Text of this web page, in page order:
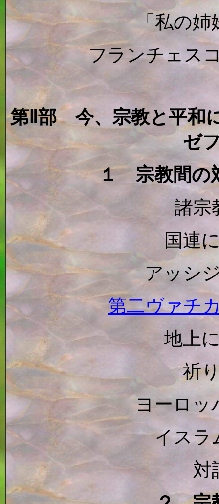
「私の姉
フランチェス
第Ⅱ部 今、宗教と平
ゼ
１ 宗教間の
諸宗
国連
アッシ
第二ヴァチ
地上
祈
ヨーロッ
イスラ
対